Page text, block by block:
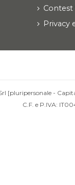
Contest
Privacy
[pluripersonale -
C.F. e P.IVA: